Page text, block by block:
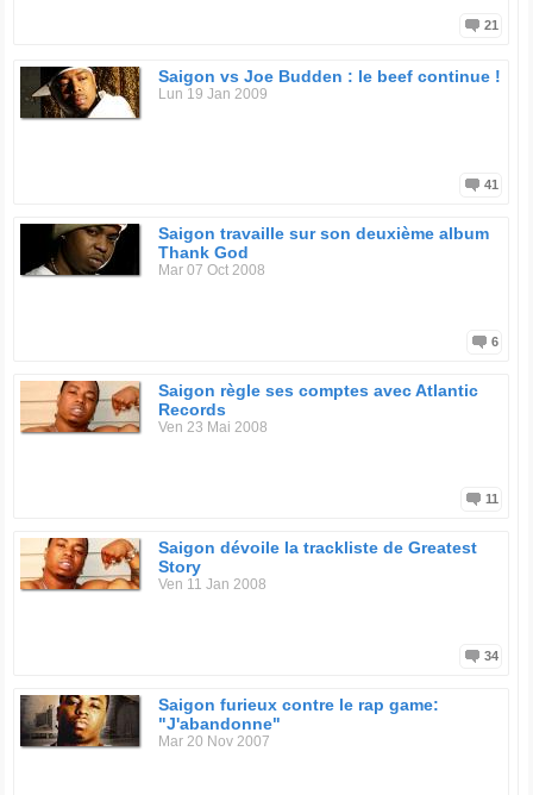
21
Saigon vs Joe Budden : le beef continue !
Lun 19 Jan 2009
41
Saigon travaille sur son deuxième album
Thank God
Mar 07 Oct 2008
6
Saigon règle ses comptes avec Atlantic
Records
Ven 23 Mai 2008
11
Saigon dévoile la trackliste de Greatest
Story
Ven 11 Jan 2008
34
Saigon furieux contre le rap game:
"J'abandonne"
Mar 20 Nov 2007